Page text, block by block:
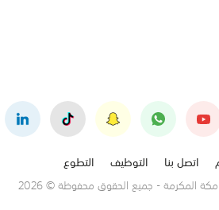
اتصل بنا التوظيف
التطوع
المكرمة - جميع الحقوق محفوظة © 2026